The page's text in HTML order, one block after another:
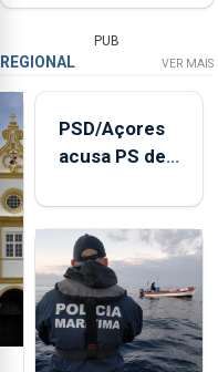
PUB
REGIONAL VER MAIS
PSD/Açores
acusa PS de
contraditória"
sobre
evolução
turística